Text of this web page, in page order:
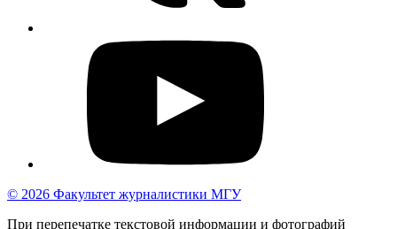
© 2026 Факультет журналистики МГУ
При перепечатке текстовой информации и фотографий